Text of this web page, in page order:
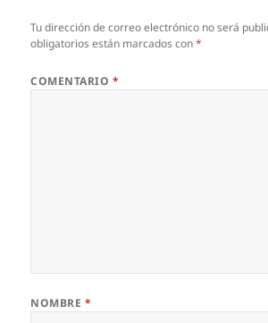
Tu dirección de correo electrónico no será
obligatorios están marcados con*
COMENTARIO *
NOMBRE *